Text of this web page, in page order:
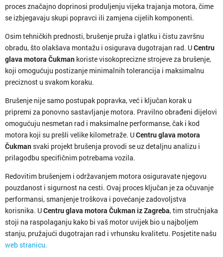
proces značajno doprinosi produljenju vijeka trajanja motora, čime
se izbjegavaju skupi popravci ili zamjena cijelih komponenti.
Osim tehničkih prednosti, brušenje pruža i glatku i čistu završnu
obradu, što olakšava montažu i osigurava dugotrajan rad. UCentru
glava motora Čukman koriste visokoprecizne strojeve za brušenje,
koji omogućuju postizanje minimalnih tolerancija i maksimalnu
preciznost u svakom koraku.
Brušenje nije samo postupak popravka, već i ključan korak u
pripremi za ponovno sastavljanje motora. Pravilno obrađeni dijelovi
omogućuju nesmetan rad i maksimalne performanse, čak i kod
motora koji su prešli velike kilometraže. UCentru glava motora
Čukman svaki projekt brušenja provodi se uz detaljnu analizu i
prilagodbu specifičnim potrebama vozila.
Redovitim brušenjem i održavanjem motora osiguravate njegovu
pouzdanost i sigurnost na cesti. Ovaj proces ključan je za očuvanje
performansi, smanjenje troškova i povećanje zadovoljstva
korisnika. UCentru glava motora Čukman iz Zagreba, tim stručnjaka
stoji na raspolaganju kako bi vaš motor uvijek bio u najboljem
stanju, pružajući dugotrajan rad i vrhunsku kvalitetu. Posjetite našu
web stranicu.